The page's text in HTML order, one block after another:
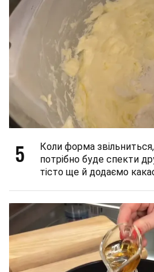
5
Коли форма
потрібно буде спекти
тісто ще й додаємо